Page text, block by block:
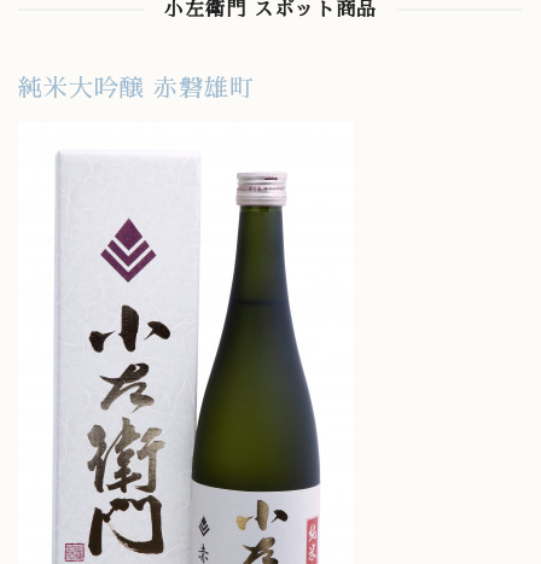
小左衛門 スポット商品
純米大吟醸 赤磐雄町